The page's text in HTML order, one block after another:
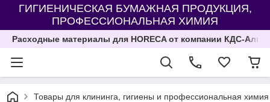
ГИГИЕНИЧЕСКАЯ БУМАЖНАЯ ПРОДУКЦИЯ,
ПРОФЕССИОНАЛЬНАЯ ХИМИЯ
Расходные материалы для HORECA от компании КДС-
Товары для клининга, гигиены и профессиональная химия